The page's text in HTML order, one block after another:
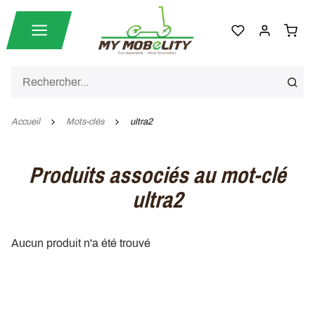
Accueil Mots-clés ultra2
Produits associés au mot-clé
ultra2
Aucun produit n'a été trouvé